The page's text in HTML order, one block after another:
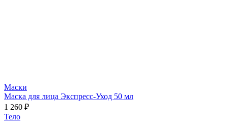
Маски
Маска для лица Экспресс-Уход 50 мл
1 260 ₽
Тело